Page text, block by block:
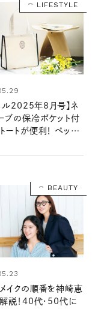
LIFESTYLE
ル2025年8月号】ネ
ブの保冷ポケット付
ートが便利！ ペット
予感（6/20発売リ
BEAUTY
イクの順番を神崎恵
説！40代・50代に